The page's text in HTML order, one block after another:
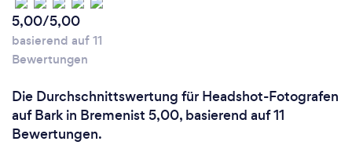
5,00/5,00
basierend auf 11
Bewertungen
Die Durchschnittswertung für Headshot-Fotografen
auf Bark in Bremenist 5,00, basierend auf 11
Bewertungen.